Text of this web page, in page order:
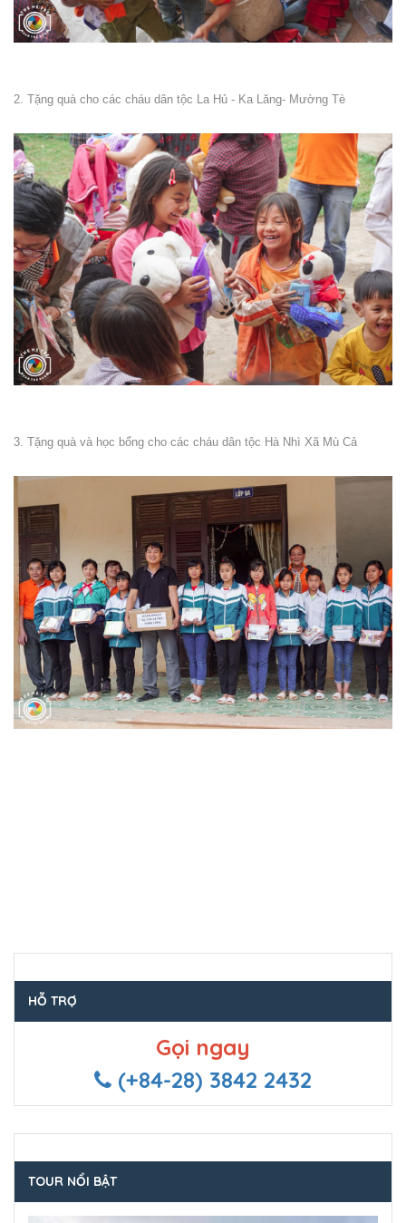
2. Tặng quà cho các cháu dân tộc La Hủ - Ka Lăng- Mường Tè
3. Tặng quà và học bổng cho các cháu dân tộc Hà Nhì Xã Mù Cả
HỖ TRỢ
Gọi ngay
(+84-28) 3842 2432
TOUR NỔI BẬT